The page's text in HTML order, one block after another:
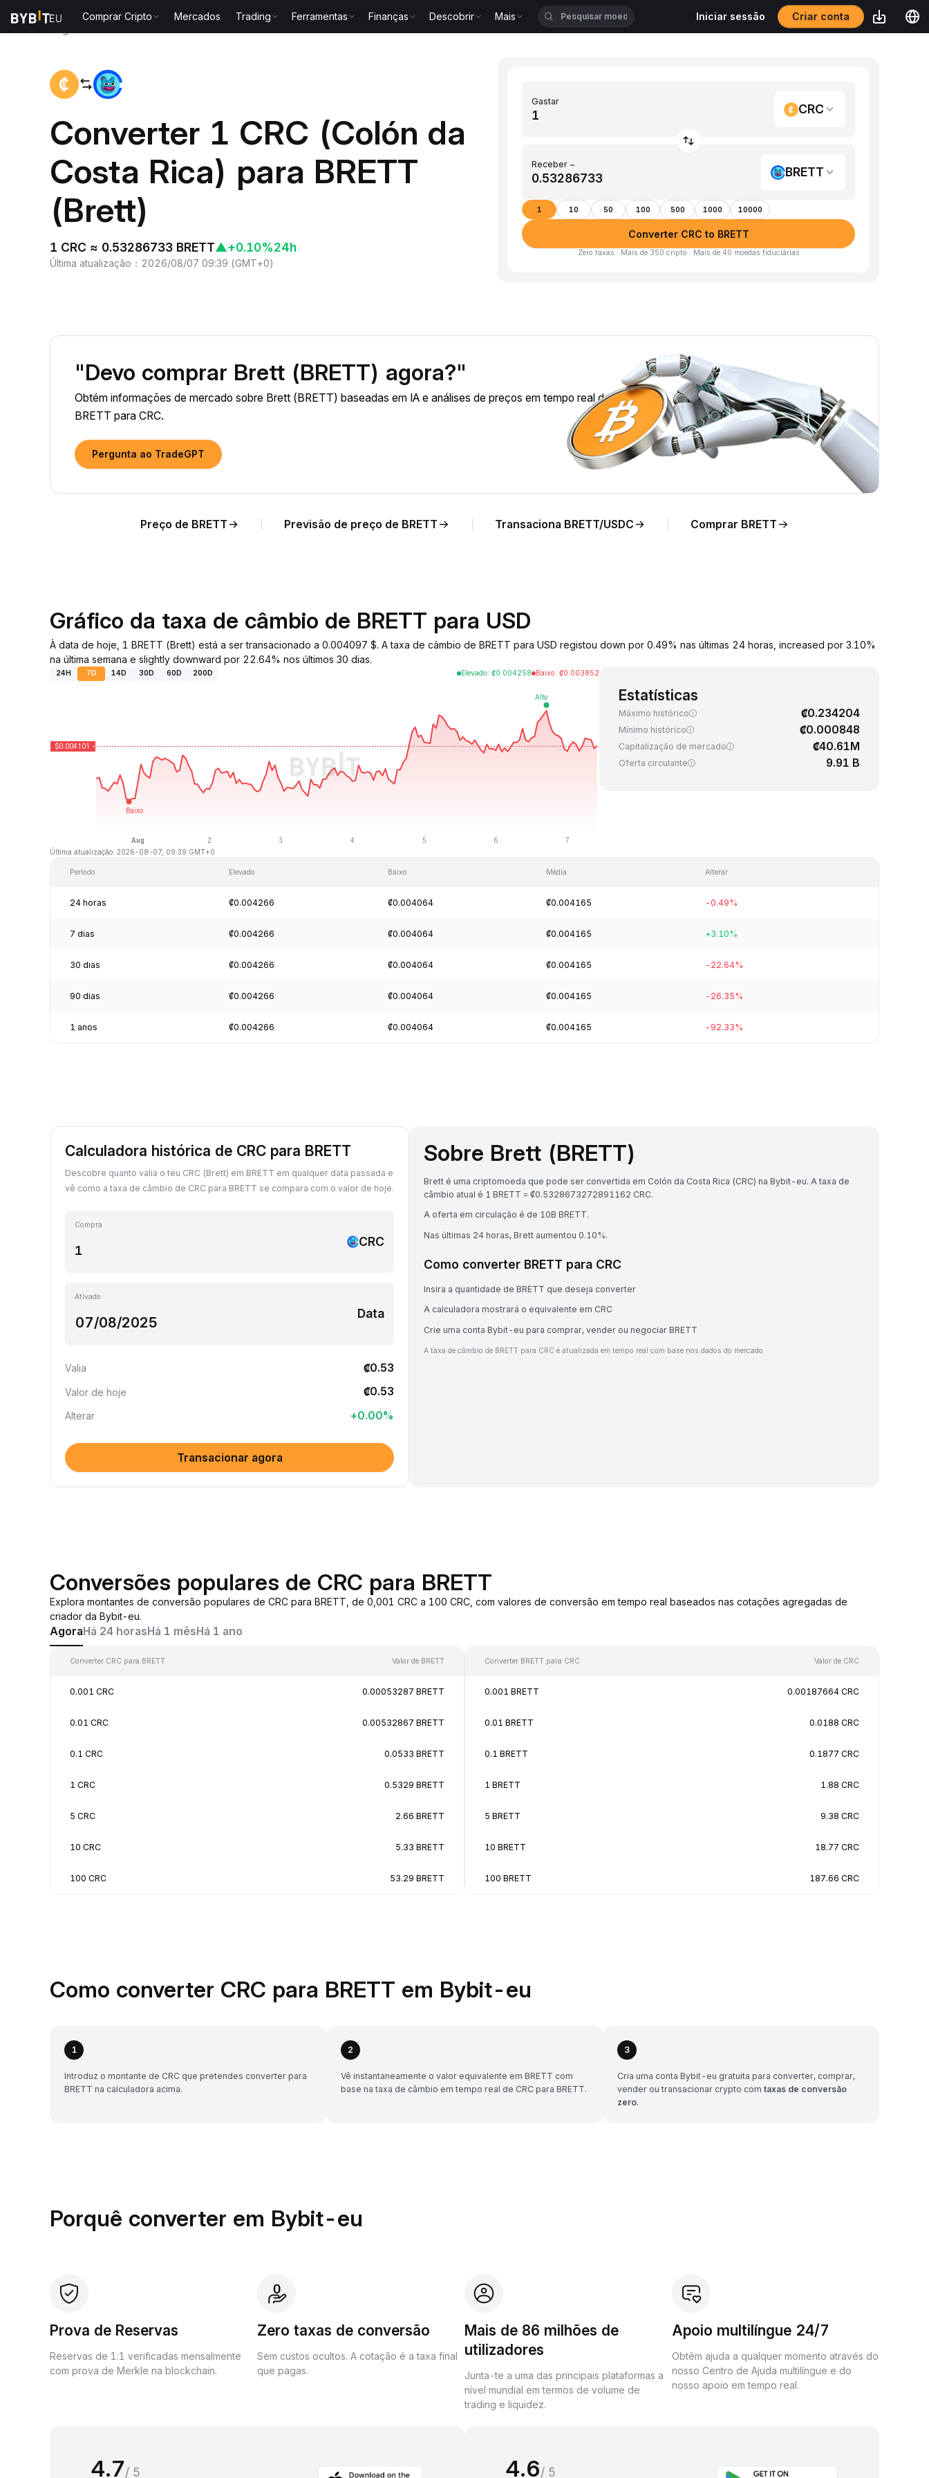
Comprar Cripto Mercados Trading Ferramentas Finanças Descobrir Mais Iniciar sessão Criar conta
Converter 1 CRC (Colón da
Costa Rica) para BRETT
(Brett)
1 CRC ≈ 0.53286733 BRETT▲+0.10%24h
Última atualização ： 2026/08/07 09:39 (GMT+0)
Gastar
CRC
Receber ~
BRETT
1 10 50 100 500 1000 10000
Converter CRC to BRETT
Zero taxas · Mais de 350 cripto · Mais de 40 moedas fiduciárias
"Devo comprar Brett (BRETT) agora?"
Obtém informações de mercado sobre Brett (BRETT) baseadas em IA e análises de preços em tempo real de
BRETT para CRC.
Pergunta ao TradeGPT
Preço de BRETT Previsão de preço de BRETT Transaciona BRETT/USDC Comprar BRETT
Gráfico da taxa de câmbio de BRETT para USD
À data de hoje, 1 BRETT (Brett) está a ser transacionado a 0.004097 $. A taxa de câmbio de BRETT para USD registou down por 0.49% nas últimas 24 horas, increased por 3.10%
na última semana e slightly downward por 22.64% nos últimos 30 dias.
24H 7D 14D 30D 60D 200D Elevado: ₡0.004258 Baixo: ₡0.003852
Última atualização: 2026-08-07, 09:39 GMT+0
Estatísticas
Máximo histórico ₡0.234204
Mínimo histórico ₡0.000848
Capitalização de mercado ₡40.61M
Oferta circulante 9.91 B
Período Elevado Baixo Média Alterar
24 horas ₡0.004266 ₡0.004064 ₡0.004165 -0.49%
7 dias ₡0.004266 ₡0.004064 ₡0.004165 +3.10%
30 dias ₡0.004266 ₡0.004064 ₡0.004165 -22.64%
90 dias ₡0.004266 ₡0.004064 ₡0.004165 -26.35%
1 anos ₡0.004266 ₡0.004064 ₡0.004165 -92.33%
Calculadora histórica de CRC para BRETT
Descobre quanto valia o teu CRC (Brett) em BRETT em qualquer data passada e
vê como a taxa de câmbio de CRC para BRETT se compara com o valor de hoje.
Compra
CRC
Ativado
Data
Valia ₡0.53
Valor de hoje ₡0.53
Alterar +0.00%
Transacionar agora
Sobre Brett (BRETT)
Brett é uma criptomoeda que pode ser convertida em Colón da Costa Rica (CRC) na Bybit-eu. A taxa de
câmbio atual é 1 BRETT = ₡0.5328673272891162 CRC.
A oferta em circulação é de 10B BRETT.
Nas últimas 24 horas, Brett aumentou 0.10%.
Como converter BRETT para CRC
Insira a quantidade de BRETT que deseja converter
A calculadora mostrará o equivalente em CRC
Crie uma conta Bybit-eu para comprar, vender ou negociar BRETT
A taxa de câmbio de BRETT para CRC é atualizada em tempo real com base nos dados do mercado.
Conversões populares de CRC para BRETT
Explora montantes de conversão populares de CRC para BRETT, de 0,001 CRC a 100 CRC, com valores de conversão em tempo real baseados nas cotações agregadas de
criador da Bybit-eu.
AgoraHá 24 horasHá 1 mêsHá 1 ano
Converter CRC para BRETT Valor de BRETT
0.001 CRC 0.00053287 BRETT
0.01 CRC 0.00532867 BRETT
0.1 CRC 0.0533 BRETT
1 CRC 0.5329 BRETT
5 CRC 2.66 BRETT
10 CRC 5.33 BRETT
100 CRC 53.29 BRETT
Converter BRETT para CRC Valor de CRC
0.001 BRETT 0.00187664 CRC
0.01 BRETT 0.0188 CRC
0.1 BRETT 0.1877 CRC
1 BRETT 1.88 CRC
5 BRETT 9.38 CRC
10 BRETT 18.77 CRC
100 BRETT 187.66 CRC
Como converter CRC para BRETT em Bybit-eu
1
Introduz o montante de CRC que pretendes converter para
BRETT na calculadora acima.
2
Vê instantaneamente o valor equivalente em BRETT com
base na taxa de câmbio em tempo real de CRC para BRETT.
3
Cria uma conta Bybit-eu gratuita para converter, comprar,
vender ou transacionar crypto com taxas de conversão
zero.
Porquê converter em Bybit-eu
Prova de Reservas
Reservas de 1:1 verificadas mensalmente
com prova de Merkle na blockchain.
Zero taxas de conversão
Sem custos ocultos. A cotação é a taxa final
que pagas.
Mais de 86 milhões de
utilizadores
Junta-te a uma das principais plataformas a
nível mundial em termos de volume de
trading e liquidez.
Apoio multilíngue 24/7
Obtém ajuda a qualquer momento através do
nosso Centro de Ajuda multilíngue e do
nosso apoio em tempo real.
4.7/ 5 4.6/ 5